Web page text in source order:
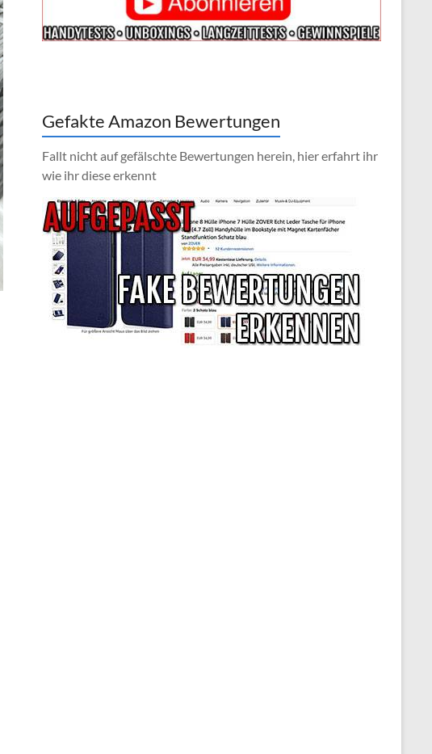
Gefakte Amazon Bewertungen
Fallt nicht auf gefälschte Bewertungen herein, hier erfahrt ihr
wie ihr diese erkennt